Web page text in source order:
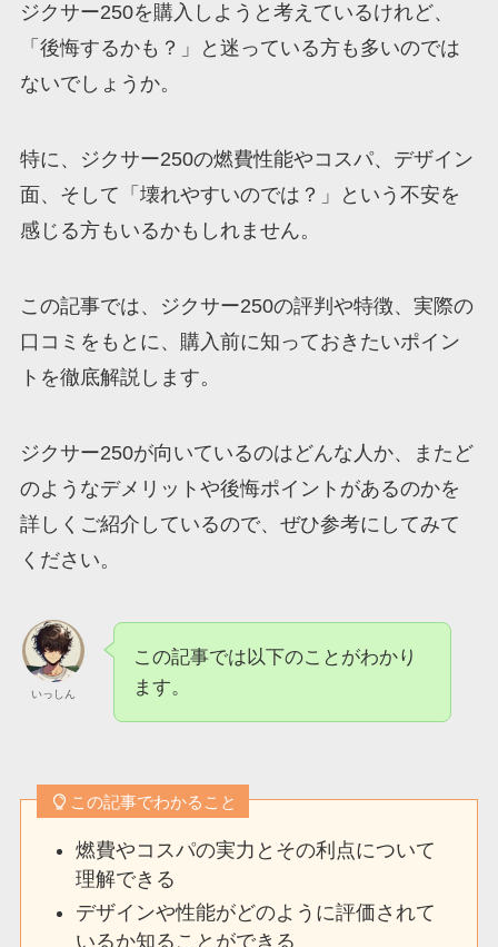
ジクサー250を購入しようと考えているけれど、
「後悔するかも？」と迷っている方も多いのでは
ないでしょうか。
特に、ジクサー250の燃費性能やコスパ、デザイン
面、そして「壊れやすいのでは？」という不安を
感じる方もいるかもしれません。
この記事では、ジクサー250の評判や特徴、実際の
口コミをもとに、購入前に知っておきたいポイン
トを徹底解説します。
ジクサー250が向いているのはどんな人か、またど
のようなデメリットや後悔ポイントがあるのかを
詳しくご紹介しているので、ぜひ参考にしてみて
ください。
いっしん
この記事では以下のことがわかり
ます。
この記事でわかること
燃費やコスパの実力とその利点について
理解できる
デザインや性能がどのように評価されて
いるか知ることができる